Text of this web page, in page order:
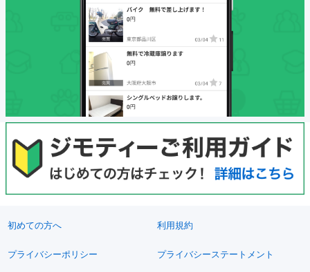
初めての方へ 利用規約
プライバシーポリシー プライバシーステートメント